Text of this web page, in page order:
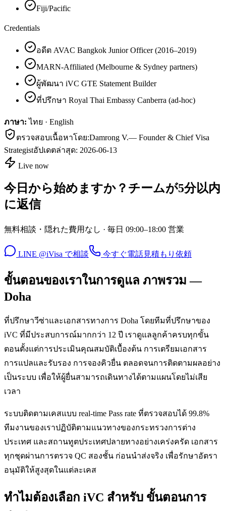
Fiji/Pacific
Credentials
อดีต AVAC Bangkok Junior Officer (2016–2019)
MARN-Affiliated (Melbourne & Sydney partners)
ผู้พัฒนา iVC GTE Statement Builder
ที่ปรึกษา Royal Thai Embassy Canberra (ad-hoc)
ภาษา: ไทย · English
ตรวจสอบเนื้อหาโดย:Damrong V.— Founder & Chief Visa
Strategistอัปเดตล่าสุด: 2026-06-13
Live now
今日から始めますか？チームが5分以内
に返信
無料相談・隠れた費用なし · 毎日 09:00–18:00 営業
LINE @iVisa で相談 今すぐ電話見積もり依頼
ขั้นตอนของเราในการดูแล ภาพรวม —
Doha
ที่ปรึกษาวีซ่าและเอกสารทางการ Doha โดยทีมที่ปรึกษาของ
iVC ที่มีประสบการณ์มากกว่า 12 ปี เราดูแลลูกค้าครบทุกขั้น
ตอนตั้งแต่การประเมินคุณสมบัติเบื้องต้น การเตรียมเอกสาร
การแปลและรับรอง การจองคิวยื่น ตลอดจนการติดตามผลอย่าง
เป็นระบบ เพื่อให้ผู้ยื่นสามารถเดินทางได้ตามแผนโดยไม่เสีย
เวลา
ระบบติดตามเคสแบบ real-time Pass rate ที่ตรวจสอบได้ 99.8%
ทีมงานของเราปฏิบัติตามแนวทางของกระทรวงการต่าง
ประเทศ และสถานทูตประเทศปลายทางอย่างเคร่งครัด เอกสาร
ทุกชุดผ่านการตรวจ QC สองชั้น ก่อนนำส่งจริง เพื่อรักษาอัตรา
อนุมัติให้สูงสุดในแต่ละเคส
ทำไมต้องเลือก iVC สำหรับ ขั้นตอนการ